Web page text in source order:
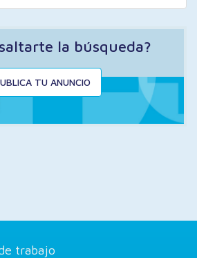
la búsqueda?
TU ANUNCIO
trabajo